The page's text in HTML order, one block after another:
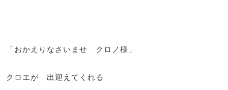
「おかえりなさいませ クロノ様」
クロエが 出迎えてくれる